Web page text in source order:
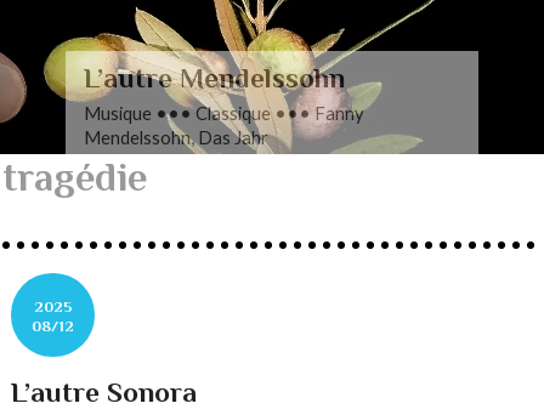
L’autre Mendelssohn
Musique ••• Classique ••• Fanny
Mendelssohn, Das Jahr
tragédie
2025
08/12
L’autre Sonora